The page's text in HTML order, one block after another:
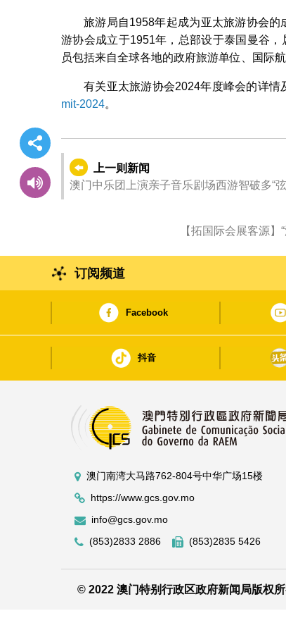
旅游局自1958年起成为亚太旅游协会
游协会成立于1951年，总部设于泰国曼谷
员包括来自全球各地的政府旅游单位、国际
有关亚太旅游协会2024年度峰会的详情
mit-2024。
上一则新闻
澳门中乐团上演亲子音乐剧场西游智破多“
【拓国际会展客源
订阅频道
Facebook
抖音
澳门南湾大马路762-804号中华广场15楼
https://www.gcs.gov.mo
info@gcs.gov.mo
(853)2833 2886
(853)2835 5426
© 2022 澳门特别行政区政府新闻局版权